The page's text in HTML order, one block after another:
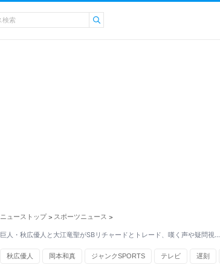
ニューストップ > スポーツニュース >
巨人・秋広優人と大江竜聖がSBリチャードとトレード、嘆く声や疑問視…
秋広優人 岡本和真 ジャンクSPORTS テレビ 遅刻